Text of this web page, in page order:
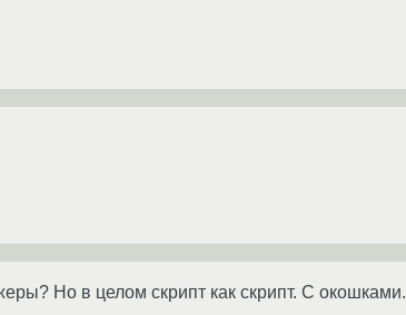
Но в целом скрипт как скрипт. С окошками.